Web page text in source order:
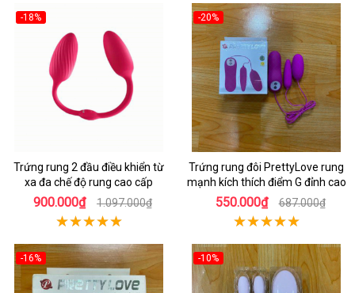
-18%
Trứng rung 2 đầu điều khiển từ
xa đa chế độ rung cao cấp
900.000₫ 1.097.000₫
-20%
Trứng rung đôi PrettyLove rung
mạnh kích thích điểm G đỉnh cao
550.000₫ 687.000₫
-16% -10%